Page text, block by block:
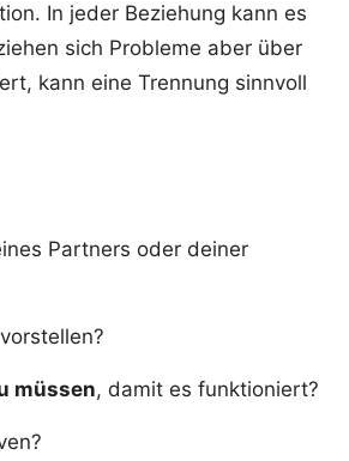
In jeder Beziehung kann es
sich Probleme aber über
kann eine Trennung sinnvoll
Partners oder deiner
müssen, damit es funktioniert?